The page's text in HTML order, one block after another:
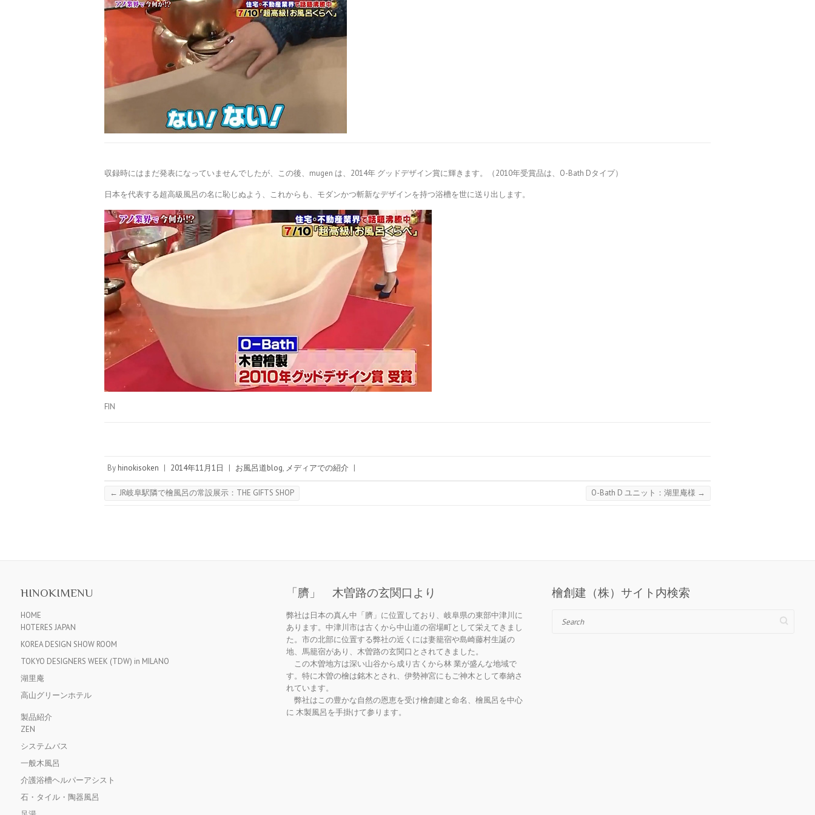
収録時にはまだ発表になっていませんでしたが、この後、mugen は、2014年 グッドデザイン賞に輝きます。（2010年受賞品は、O-Bath Dタイプ）
日本を代表する超高級風呂の名に恥じぬよう、これからも、モダンかつ斬新なデザインを持つ浴槽を世に送り出します。
FIN
By hinokisoken | 2014年11月1日 | お風呂道blog, メディアでの紹介 |
← JR岐阜駅隣で檜風呂の常設展示：THE GIFTS SHOP O-Bath D ユニット：湖里庵様 →
HINOKIMENU
HOME
HOTERES JAPAN
KOREA DESIGN SHOW ROOM
TOKYO DESIGNERS WEEK (TDW) in MILANO
湖里庵
高山グリーンホテル
製品紹介
ZEN
システムバス
一般木風呂
介護浴槽ヘルパーアシスト
石・タイル・陶器風呂
「臍」 木曽路の玄関口より
弊社は日本の真ん中「臍」に位置しており、岐阜県の東部中津川に
あります。中津川市は古くから中山道の宿場町として栄えてきまし
た。市の北部に位置する弊社の近くには妻籠宿や島崎藤村生誕の
地、馬籠宿があり、木曽路の玄関口とされてきました。
この木曽地方は深い山谷から成り古くから林 業が盛んな地域で
す。特に木曽の檜は銘木とされ、伊勢神宮にもご神木として奉納さ
れています。
弊社はこの豊かな自然の恩恵を受け檜創建と命名、檜風呂を中心
に 木製風呂を手掛けて参ります。
檜創建（株）サイト内検索